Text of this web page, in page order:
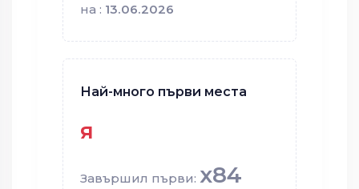
на : 13.06.2026
Най-много първи места
я
Завършил първи: x84